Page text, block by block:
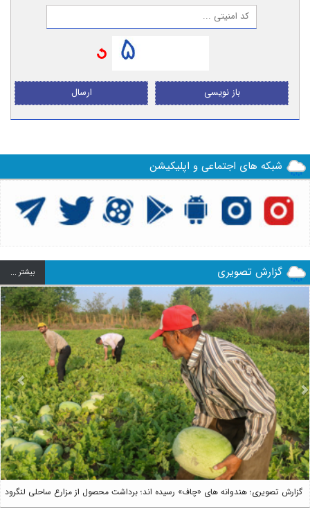
ارسال باز نویسی
شبکه های اجتماعی و اپلیکیشن
گزارش تصویری بيشتر ...
گزارش تصویری؛ هندوانه های «چاف» رسیده اند؛ برداشت محصول از مزارع ساحلی لنگرود
Next